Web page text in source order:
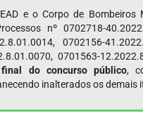
e o Corpo de
nº 0702718-
0702156-
0701563-
do concurso público,
inalterados os